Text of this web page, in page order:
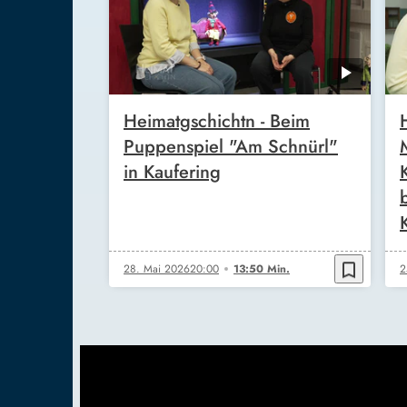
Heimatgschichtn - Beim
Puppenspiel "Am Schnürl"
in Kaufering
28. Mai 202620:00 13:50 Min. bookmark_border